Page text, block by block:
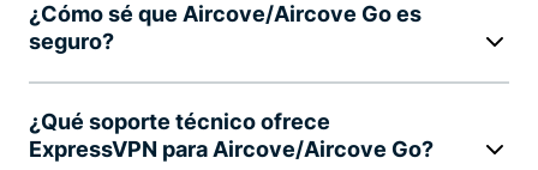
¿Cómo sé que Aircove/Aircove Go es
seguro?
¿Qué soporte técnico ofrece
ExpressVPN para Aircove/Aircove Go?